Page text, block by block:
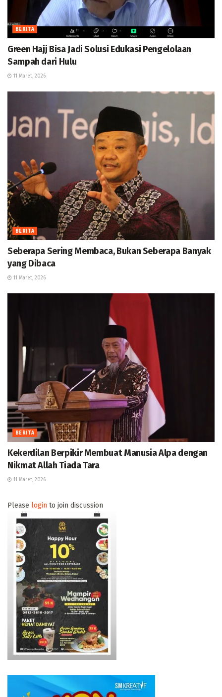
BERITA
Green Hajj Bisa Jadi Solusi Edukasi Pengelolaan
Sampah dari Hulu
11 Maret, 2026
BERITA
Seberapa Sering Membaca, Bukan Seberapa Banyak
yang Dibaca
11 Maret, 2026
BERITA
Kekerdilan Berpikir Membuat Manusia Alpa dengan
Nikmat Allah Tiada Tara
11 Maret, 2026
Please login to join discussion